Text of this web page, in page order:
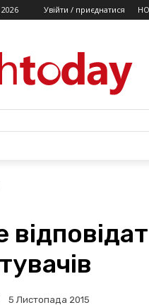
Увійти / приєднатися
5 Листопада 2015